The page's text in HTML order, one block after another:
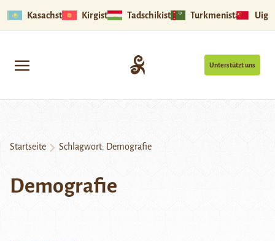
Kasachstan Kirgistan Tadschikistan Turkmenistan
Unterstützt uns
Startseite Schlagwort: Demografie
Demografie